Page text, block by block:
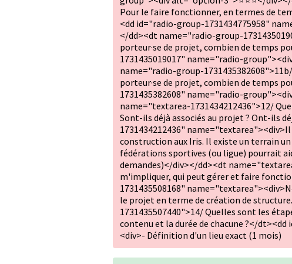
Pour le faire fonctionner, en termes de
<dd id="radio-group-1731434775958"
</dd><dt name="radio-group-
porteur·se de projet, combien de temps
1731435019017" name="radio-
name="radio-group-
porteur·se de projet, combien de temps
1731435382608" name="radio-
name="textarea-1731434212436">12/
Sont-ils déjà associés au projet ? Ont-ils
1731434212436"
construction aux Iris. Il existe un terrain
fédérations sportives (ou ligue) pourrait
demandes)</div></dd><dt
m'impliquer, qui peut gérer et faire
1731435508168"
le projet en terme de création de
1731435507440">14/ Quelles sont les
contenu et la durée de chacune ?</
<div>- Définition d'un lieu exact (1 mois)